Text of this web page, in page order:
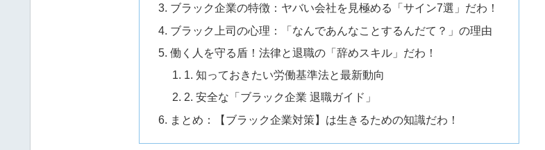
ブラック企業の特徴：ヤバい会社を見極める「サイン7選」だわ！
ブラック上司の心理：「なんであんなことするんだて？」の理由
働く人を守る盾！法律と退職の「辞めスキル」だわ！
1. 知っておきたい労働基準法と最新動向
2. 安全な「ブラック企業 退職ガイド」
まとめ：【ブラック企業対策】は生きるための知識だわ！